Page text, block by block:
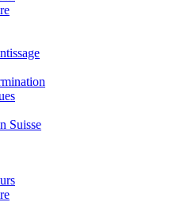
Suisse